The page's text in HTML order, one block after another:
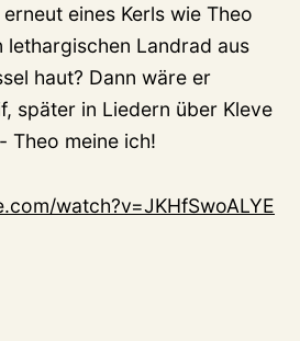
eines Kerls wie Theo
lethargischen Landrad aus
haut? Dann wäre er
später in Liedern über Kleve
Theo meine ich!
watch?v=JKHfSwoALYE